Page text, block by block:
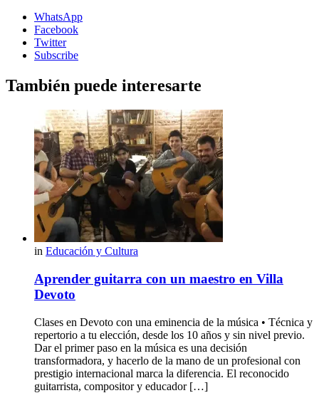
WhatsApp
Facebook
Twitter
Subscribe
También puede interesarte
in Educación y Cultura
Aprender guitarra con un maestro en Villa
Devoto
Clases en Devoto con una eminencia de la música • Técnica y
repertorio a tu elección, desde los 10 años y sin nivel previo.
Dar el primer paso en la música es una decisión
transformadora, y hacerlo de la mano de un profesional con
prestigio internacional marca la diferencia. El reconocido
guitarrista, compositor y educador […]